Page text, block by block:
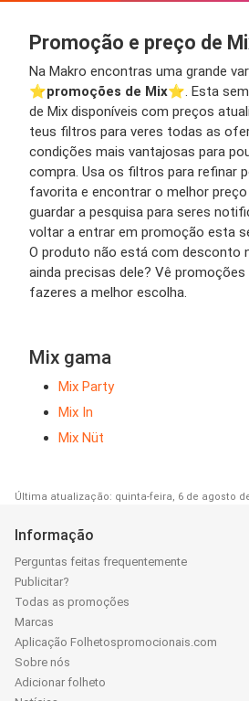
Promoção e preço de
Na Makro encontras uma grande
⭐️promoções de Mix⭐️. Esta
de Mix disponíveis com preços
teus filtros para veres todas as
condições mais vantajosas para
compra. Usa os filtros para refinar
favorita e encontrar o melhor preço
guardar a pesquisa para seres
voltar a entrar em promoção esta
O produto não está com desconto
ainda precisas dele? Vê
fazeres a melhor escolha.
Mix gama
Mix Party
Mix In
Mix Nüt
Última atualização: quinta-feira, 6 de agosto
Informação
Perguntas feitas frequentemente
Publicitar?
Todas as promoções
Marcas
Aplicação Folhetospromocionais.com
Sobre nós
Adicionar folheto